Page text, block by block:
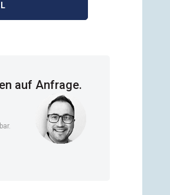
auf Anfrage.